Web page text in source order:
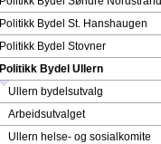
Politikk Bydel St. Hanshaugen
Politikk Bydel Stovner
Politikk Bydel Ullern
Ullern bydelsutvalg
Arbeidsutvalget
Ullern helse- og sosialkomite